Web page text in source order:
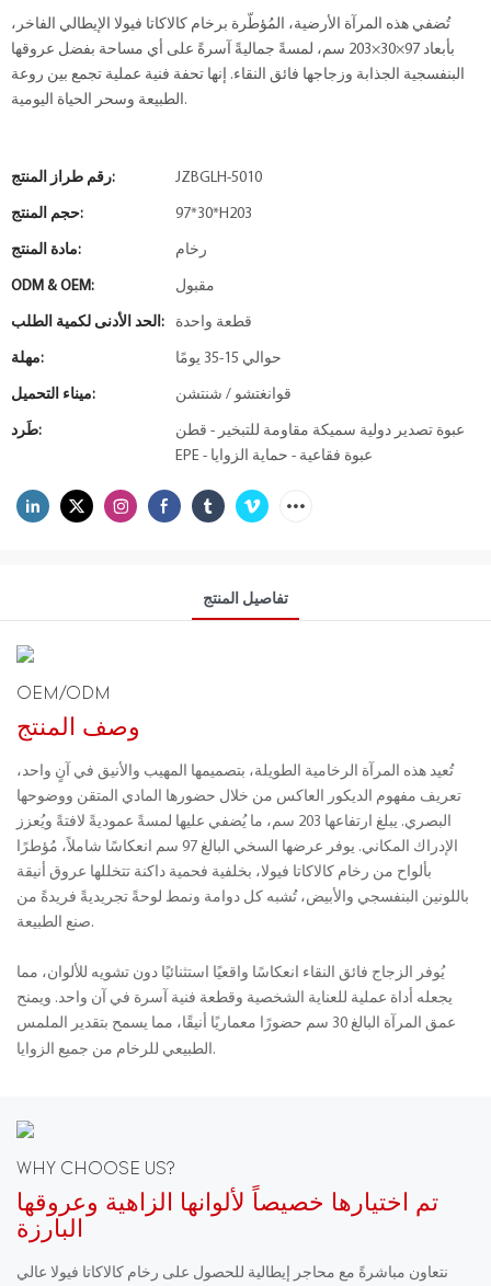
تُضفي هذه المرآة الأرضية، المُؤطّرة برخام كالاكاتا فيولا الإيطالي الفاخر،
بأبعاد 97×30×203 سم، لمسةً جماليةً آسرةً على أي مساحة بفضل عروقها
البنفسجية الجذابة وزجاجها فائق النقاء. إنها تحفة فنية عملية تجمع بين روعة
الطبيعة وسحر الحياة اليومية.
رقم طراز المنتج: JZBGLH-5010
حجم المنتج: 97*30*H203
مادة المنتج: رخام
ODM & OEM: مقبول
الحد الأدنى لكمية الطلب: قطعة واحدة
مهلة: حوالي 15-35 يومًا
ميناء التحميل: قوانغتشو / شنتشن
طَرد:
عبوة تصدير دولية سميكة مقاومة للتبخير - قطن
EPE - عبوة فقاعية - حماية الزوايا
تفاصيل المنتج
OEM/ODM
وصف المنتج
تُعيد هذه المرآة الرخامية الطويلة، بتصميمها المهيب والأنيق في آنٍ واحد،
تعريف مفهوم الديكور العاكس من خلال حضورها المادي المتقن ووضوحها
البصري. يبلغ ارتفاعها 203 سم، ما يُضفي عليها لمسةً عموديةً لافتةً ويُعزز
الإدراك المكاني. يوفر عرضها السخي البالغ 97 سم انعكاسًا شاملاً، مُؤطرًا
بألواح من رخام كالاكاتا فيولا، بخلفية فحمية داكنة تتخللها عروق أنيقة
باللونين البنفسجي والأبيض، تُشبه كل دوامة ونمط لوحةً تجريديةً فريدةً من
صنع الطبيعة.
يُوفر الزجاج فائق النقاء انعكاسًا واقعيًا استثنائيًا دون تشويه للألوان، مما
يجعله أداة عملية للعناية الشخصية وقطعة فنية آسرة في آن واحد. ويمنح
عمق المرآة البالغ 30 سم حضورًا معماريًا أنيقًا، مما يسمح بتقدير الملمس
الطبيعي للرخام من جميع الزوايا.
WHY CHOOSE US?
تم اختيارها خصيصاً لألوانها الزاهية وعروقها
البارزة
نتعاون مباشرةً مع محاجر إيطالية للحصول على رخام كالاكاتا فيولا عالي